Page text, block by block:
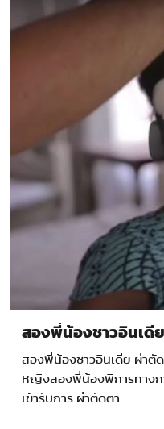
สองพี่น้องชาวอินเดีย
สองพี่น้องชาวอินเดีย ผ่าตัด
หญิงสองพี่น้องพิการทางก
เข้ารับการ ผ่าตัดตา…